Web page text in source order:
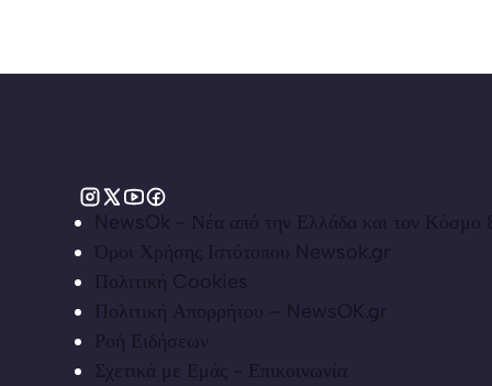
NewsOk - Νέα από την Ελλάδα και τον Κόσμο
Όροι Χρήσης Ιστότοπου Newsok.gr
Πολιτική Cookies
Πολιτική Απορρήτου – NewsOK.gr
Ροή Ειδήσεων
Σχετικά με Εμάς - Επικοινωνία